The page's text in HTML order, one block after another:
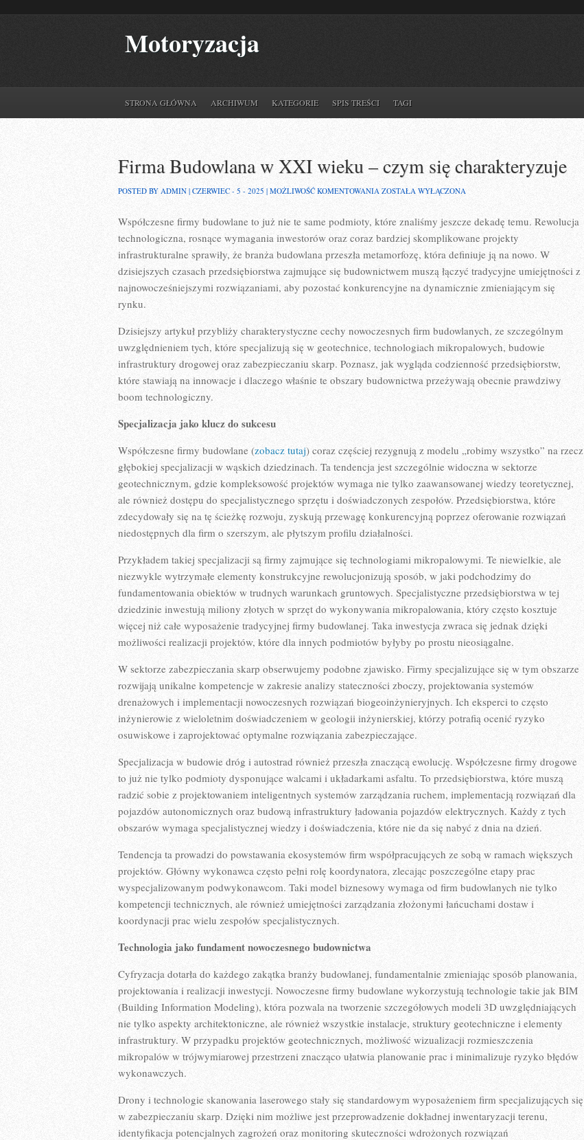
Motoryzacja
STRONA GŁÓWNA ARCHIWUM KATEGORIE SPIS TREŚCI TAGI
Firma Budowlana w XXI wieku – czym się charakteryzuje
POSTED BY ADMIN | CZERWIEC - 5 - 2025 | MOŻLIWOŚĆ KOMENTOWANIA FIRMA
XXI
–
CZYM
CHARAKTERYZUJE
ZOSTAŁA WYŁĄCZONA
Współczesne firmy budowlane to już nie te same podmioty, które znaliśmy jeszcze dekadę temu. Rewolucja
technologiczna, rosnące wymagania inwestorów oraz coraz bardziej skomplikowane projekty
infrastrukturalne sprawiły, że branża budowlana przeszła metamorfozę, która definiuje ją na nowo. W
dzisiejszych czasach przedsiębiorstwa zajmujące się budownictwem muszą łączyć tradycyjne umiejętności z
najnowocześniejszymi rozwiązaniami, aby pozostać konkurencyjne na dynamicznie zmieniającym się
rynku.
Dzisiejszy artykuł przybliży charakterystyczne cechy nowoczesnych firm budowlanych, ze szczególnym
uwzględnieniem tych, które specjalizują się w geotechnice, technologiach mikropalowych, budowie
infrastruktury drogowej oraz zabezpieczaniu skarp. Poznasz, jak wygląda codzienność przedsiębiorstw,
które stawiają na innowacje i dlaczego właśnie te obszary budownictwa przeżywają obecnie prawdziwy
boom technologiczny.
Specjalizacja jako klucz do sukcesu
Współczesne firmy budowlane (zobacz tutaj) coraz częściej rezygnują z modelu „robimy wszystko” na rzecz
głębokiej specjalizacji w wąskich dziedzinach. Ta tendencja jest szczególnie widoczna w sektorze
geotechnicznym, gdzie kompleksowość projektów wymaga nie tylko zaawansowanej wiedzy teoretycznej,
ale również dostępu do specjalistycznego sprzętu i doświadczonych zespołów. Przedsiębiorstwa, które
zdecydowały się na tę ścieżkę rozwoju, zyskują przewagę konkurencyjną poprzez oferowanie rozwiązań
niedostępnych dla firm o szerszym, ale płytszym profilu działalności.
Przykładem takiej specjalizacji są firmy zajmujące się technologiami mikropalowymi. Te niewielkie, ale
niezwykle wytrzymałe elementy konstrukcyjne rewolucjonizują sposób, w jaki podchodzimy do
fundamentowania obiektów w trudnych warunkach gruntowych. Specjalistyczne przedsiębiorstwa w tej
dziedzinie inwestują miliony złotych w sprzęt do wykonywania mikropalowania, który często kosztuje
więcej niż całe wyposażenie tradycyjnej firmy budowlanej. Taka inwestycja zwraca się jednak dzięki
możliwości realizacji projektów, które dla innych podmiotów byłyby po prostu nieosiągalne.
W sektorze zabezpieczania skarp obserwujemy podobne zjawisko. Firmy specjalizujące się w tym obszarze
rozwijają unikalne kompetencje w zakresie analizy stateczności zboczy, projektowania systemów
drenażowych i implementacji nowoczesnych rozwiązań biogeoinżynieryjnych. Ich eksperci to często
inżynierowie z wieloletnim doświadczeniem w geologii inżynierskiej, którzy potrafią ocenić ryzyko
osuwiskowe i zaprojektować optymalne rozwiązania zabezpieczające.
Specjalizacja w budowie dróg i autostrad również przeszła znaczącą ewolucję. Współczesne firmy drogowe
to już nie tylko podmioty dysponujące walcami i układarkami asfaltu. To przedsiębiorstwa, które muszą
radzić sobie z projektowaniem inteligentnych systemów zarządzania ruchem, implementacją rozwiązań dla
pojazdów autonomicznych oraz budową infrastruktury ładowania pojazdów elektrycznych. Każdy z tych
obszarów wymaga specjalistycznej wiedzy i doświadczenia, które nie da się nabyć z dnia na dzień.
Tendencja ta prowadzi do powstawania ekosystemów firm współpracujących ze sobą w ramach większych
projektów. Główny wykonawca często pełni rolę koordynatora, zlecając poszczególne etapy prac
wyspecjalizowanym podwykonawcom. Taki model biznesowy wymaga od firm budowlanych nie tylko
kompetencji technicznych, ale również umiejętności zarządzania złożonymi łańcuchami dostaw i
koordynacji prac wielu zespołów specjalistycznych.
Technologia jako fundament nowoczesnego budownictwa
Cyfryzacja dotarła do każdego zakątka branży budowlanej, fundamentalnie zmieniając sposób planowania,
projektowania i realizacji inwestycji. Nowoczesne firmy budowlane wykorzystują technologie takie jak BIM
(Building Information Modeling), która pozwala na tworzenie szczegółowych modeli 3D uwzględniających
nie tylko aspekty architektoniczne, ale również wszystkie instalacje, struktury geotechniczne i elementy
infrastruktury. W przypadku projektów geotechnicznych, możliwość wizualizacji rozmieszczenia
mikropalów w trójwymiarowej przestrzeni znacząco ułatwia planowanie prac i minimalizuje ryzyko błędów
wykonawczych.
Drony i technologie skanowania laserowego stały się standardowym wyposażeniem firm specjalizujących się
w zabezpieczaniu skarp. Dzięki nim możliwe jest przeprowadzenie dokładnej inwentaryzacji terenu,
identyfikacja potencjalnych zagrożeń oraz monitoring skuteczności wdrożonych rozwiązań